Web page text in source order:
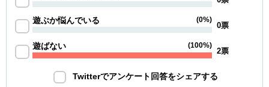
遊ぶか悩んでいる (0%)
0票
遊ばない (100%)
2票
Twitterでアンケート回答をシェアする